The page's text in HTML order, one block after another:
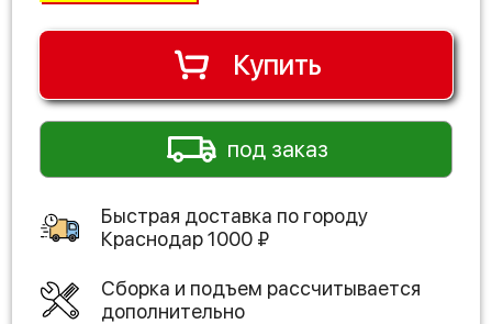
Купить
под заказ
Быстрая доставка по городу
Краснодар1000 ₽
Сборка и подъем рассчитывается
дополнительно